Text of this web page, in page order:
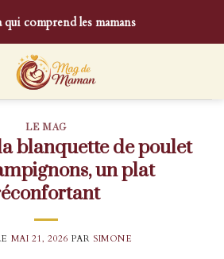
qui comprend les mamans
LE MAG
blanquette de poulet
un plat
MAI 21, 2026 PAR SIMONE